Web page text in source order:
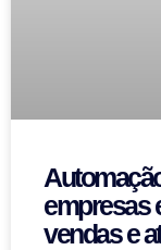
empresas
vendas e